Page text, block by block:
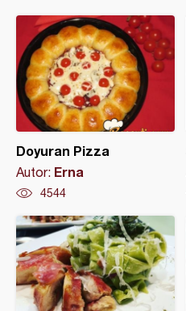
Doyuran Pizza
Autor: Erna
4544